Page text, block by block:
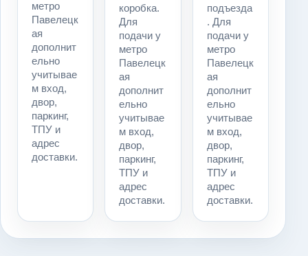
метро
Павелецк
ая
дополнит
ельно
учитывае
м вход,
двор,
паркинг,
ТПУ и
адрес
доставки.
коробка.
Для
подачи у
метро
Павелецк
ая
дополнит
ельно
учитывае
м вход,
двор,
паркинг,
ТПУ и
адрес
доставки.
подъезда
. Для
подачи у
метро
Павелецк
ая
дополнит
ельно
учитывае
м вход,
двор,
паркинг,
ТПУ и
адрес
доставки.